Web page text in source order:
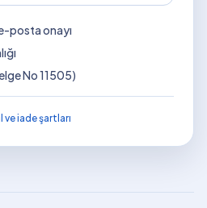
posta onayı
No 11505)
ve iade şartları